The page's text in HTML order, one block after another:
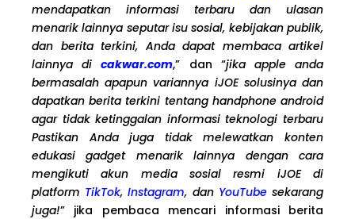
mendapatkan informasi terbaru dan ulasan
menarik lainnya seputar isu sosial, kebijakan publik,
dan berita terkini, Anda dapat membaca artikel
lainnya dicakwar.com,” dan “jika apple anda
bermasalah apapun variannya iJOE solusinya dan
dapatkan berita terkini tentang handphone android
agar tidak ketinggalan informasi teknologi terbaru
Pastikan Anda juga tidak melewatkan konten
edukasi gadget menarik lainnya dengan cara
mengikuti akun media sosial resmi iJOE di
platform TikTok,Instagram, dan YouTubesekarang
juga!” jika pembaca mencari informasi berita